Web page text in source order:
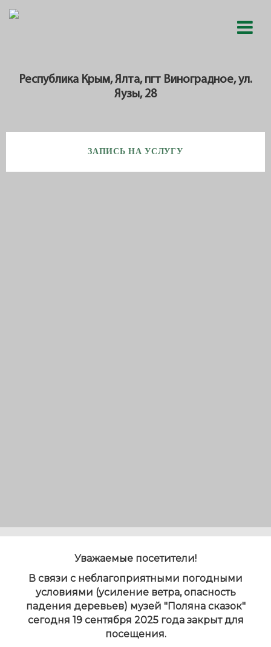
Республика Крым, Ялта, пгт Виноградное, ул.
Яузы, 28
ЗАПИСЬ НА УСЛУГУ
Уважаемые посетители!
В связи с неблагоприятными погодными
условиями (усиление ветра, опасность
падения деревьев) музей "Поляна сказок"
сегодня 19 сентября 2025 года закрыт для
посещения.